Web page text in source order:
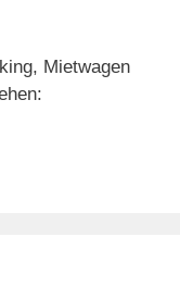
Mietwagen